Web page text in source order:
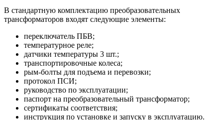
В стандартную комплектацию преобразовательных
трансформаторов входят следующие элементы:
переключатель ПБВ;
температурное реле;
датчики температуры 3 шт.;
транспортировочные колеса;
рым-болты для подъема и перевозки;
протокол ПСИ;
руководство по эксплуатации;
паспорт на преобразовательный трансформатор;
сертификаты соответствия;
инструкция по установке и запуску в эксплуатацию.